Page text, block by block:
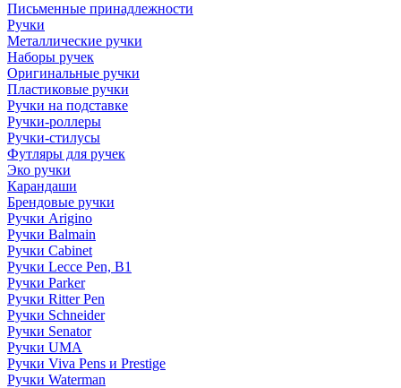
Письменные принадлежности
Ручки
Металлические ручки
Наборы ручек
Оригинальные ручки
Пластиковые ручки
Ручки на подставке
Ручки-роллеры
Ручки-стилусы
Футляры для ручек
Эко ручки
Карандаши
Брендовые ручки
Ручки Arigino
Ручки Balmain
Ручки Cabinet
Ручки Lecce Pen, B1
Ручки Parker
Ручки Ritter Pen
Ручки Schneider
Ручки Senator
Ручки UMA
Ручки Viva Pens и Prestige
Ручки Waterman